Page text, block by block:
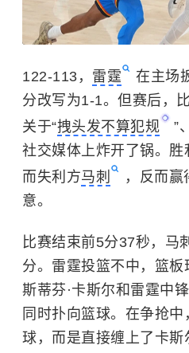
122-113， 雷霆
在主场
分改写为1-1。但赛后，
关于“拽头发不算犯规 ”
社交媒体上炸开了锅。胜
而失利方马刺
，反而赢
意。
比赛结束前5分37秒，马
分。雷霆投篮不中，篮
斯蒂芬·卡斯尔和雷霆中
同时扑向篮球。在争抢
球，而是直接缠上了卡斯